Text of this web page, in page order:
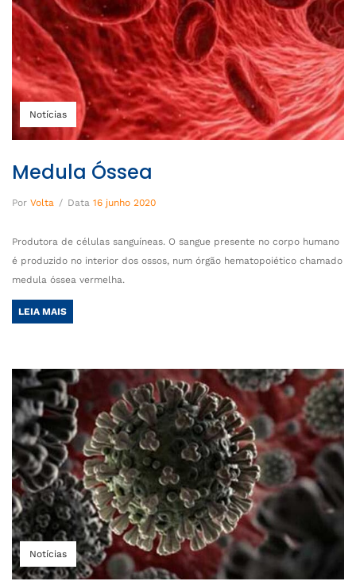
Notícias
Medula Óssea
Por Volta / Data 16 junho 2020
Produtora de células sanguíneas. O sangue presente no corpo humano
é produzido no interior dos ossos, num órgão hematopoiético chamado
medula óssea vermelha.
LEIA MAIS
Notícias